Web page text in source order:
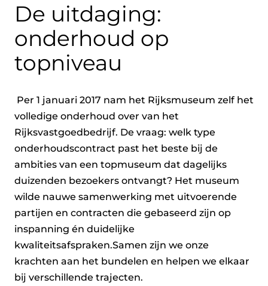
De uitdaging:
onderhoud op
topniveau
volledige onderhoud over van het
Rijksvastgoedbedrijf. De vraag: welk type
onderhoudscontract past het beste bij de
ambities van een topmuseum dat dagelijks
duizenden bezoekers ontvangt? Het museum
wilde nauwe samenwerking met uitvoerende
partijen en contracten die gebaseerd zijn op
inspanning én duidelijke
kwaliteitsafspraken.Samen zijn we onze
krachten aan het bundelen en helpen we elkaar
bij verschillende trajecten.